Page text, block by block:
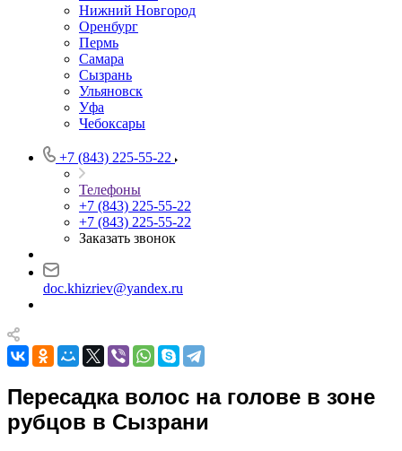
Нижний Новгород
Оренбург
Пермь
Самара
Сызрань
Ульяновск
Уфа
Чебоксары
+7 (843) 225-55-22
Телефоны
+7 (843) 225-55-22
+7 (843) 225-55-22
Заказать звонок
doc.khizriev@yandex.ru
Пересадка волос на голове в зоне
рубцов в Сызрани